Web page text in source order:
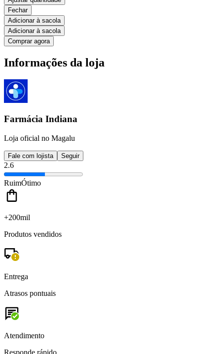
Fechar
Adicionar à sacola
Adicionar à sacola
Comprar agora
Informações da loja
Farmácia Indiana
Loja oficial no Magalu
Fale com lojista Seguir
2.6
RuimÓtimo
+200mil
Produtos vendidos
Entrega
Atrasos pontuais
Atendimento